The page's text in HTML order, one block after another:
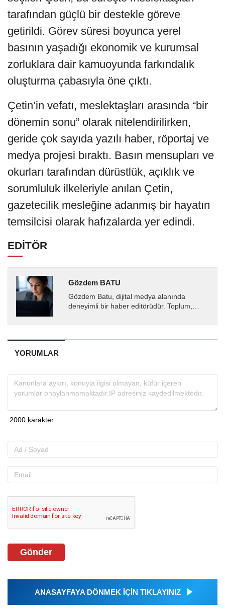
tarafından güçlü bir destekle göreve
getirildi. Görev süresi boyunca yerel
basının yaşadığı ekonomik ve kurumsal
zorluklara dair kamuoyunda farkındalık
oluşturma çabasıyla öne çıktı.
Çetin’in vefatı, meslektaşları arasında “bir
dönemin sonu” olarak nitelendirilirken,
geride çok sayıda yazılı haber, röportaj ve
medya projesi bıraktı. Basın mensupları ve
okurları tarafından dürüstlük, açıklık ve
sorumluluk ilkeleriyle anılan Çetin,
gazetecilik mesleğine adanmış bir hayatın
temsilcisi olarak hafızalarda yer edindi.
EDİTÖR
Gözdem BATU
Gözdem Batu, dijital medya alanında
deneyimli bir haber editörüdür. Toplum,
doğru, tarafsız ve...
YORUMLAR
Gönder
ANASAYFAYA DÖNMEK İÇİN TIKLAYINIZ